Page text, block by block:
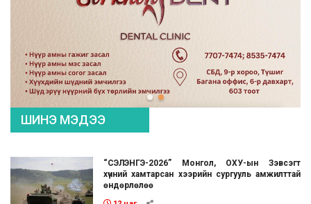
ШИНЭ МЭДЭЭ
“СЭЛЭНГЭ-2026” Монгол, ОХУ-ын Зэвсэгт
хүчний хамтарсан хээрийн сургууль амжилттай
өндөрлөлөө